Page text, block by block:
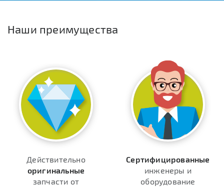
Наши преимущества
Действительно
оригинальные
запчасти от
Сертифицированные
инженеры и
оборудование